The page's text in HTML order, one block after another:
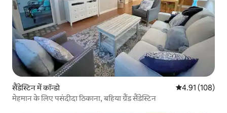
सैंडेस्टिन में कॉन्डो औसत रेटिंग 5 में से
4.91 (108)
मेहमान के लिए पसंदीदा ठिकाना, बहिया ग्रैंड सैंडेस्टिन